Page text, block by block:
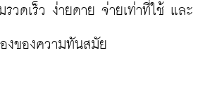
วดเร็ว ง่ายดาย จ่ายเท่าที่ใช้ และ
องของความทันสมัย